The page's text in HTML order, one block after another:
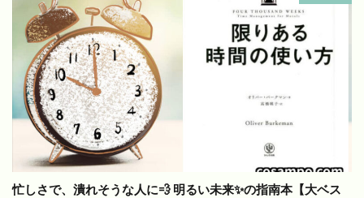
忙しさで、潰れそうな人に💨 明るい未来✨の指南本【大ベス